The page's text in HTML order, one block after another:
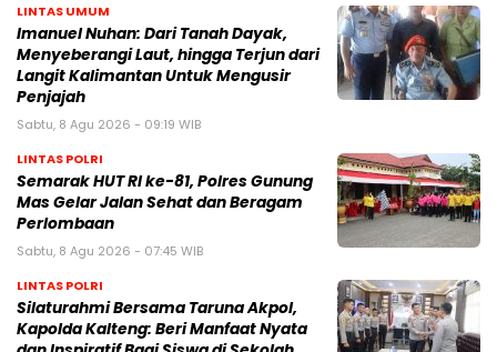
LINTAS UMUM
Imanuel Nuhan: Dari Tanah Dayak,
Menyeberangi Laut, hingga Terjun dari
Langit Kalimantan Untuk Mengusir
Penjajah
Sabtu, 8 Agu 2026 - 09:19 WIB
LINTAS POLRI
Semarak HUT RI ke-81, Polres Gunung
Mas Gelar Jalan Sehat dan Beragam
Perlombaan
Sabtu, 8 Agu 2026 - 07:45 WIB
LINTAS POLRI
Silaturahmi Bersama Taruna Akpol,
Kapolda Kalteng: Beri Manfaat Nyata